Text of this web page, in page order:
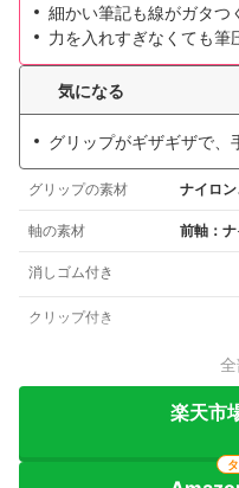
細かい筆記も線がガタつ
力を入れすぎなくても筆
気になる
グリップがギザギザで、
グリップの素材 ナイロ
軸の素材 前軸：
消しゴム付き
クリップ付き
楽天市